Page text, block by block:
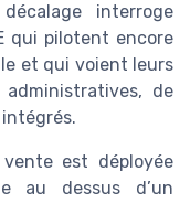
interroge
qui pilotent encore
et qui voient leurs
de
intégrés.
est déployée
au dessus d’un